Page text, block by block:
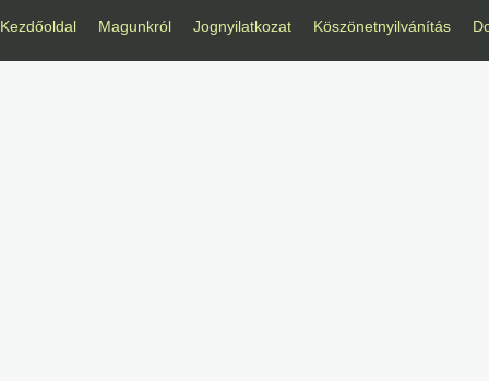
Kezdőoldal Magunkról Jognyilatkozat Köszönetnyilvánítás